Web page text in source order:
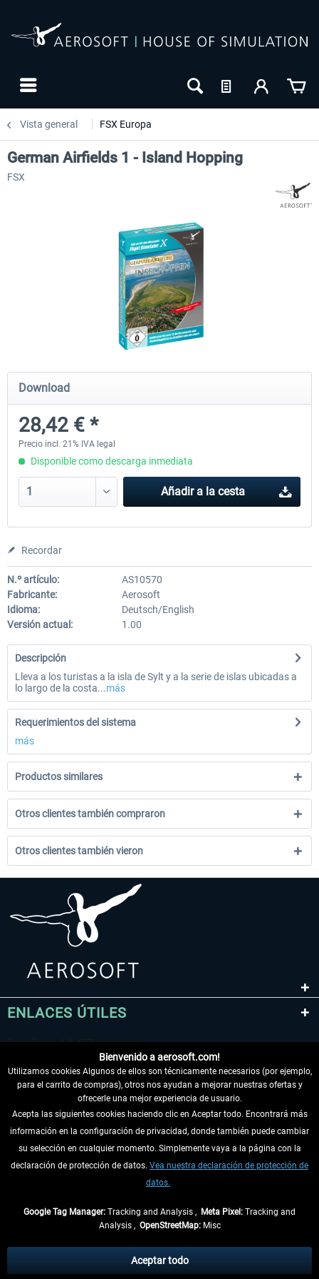
Vista general FSX Europa
Mega Airport Frankfurt V2.0
30,45 € *
Mega Airport Berlin
German Airfields 1 - Island Hopping
FSX
Download
28,42 € *
Precio incl. 21% IVA legal
Disponible como descarga inmediata
Añadir a la cesta
Recordar
N.º artículo:
AS10570
Fabricante:
Aerosoft
Idioma:
Deutsch/English
Versión actual:
1.00
Descripción
Lleva a los turistas a la isla de Sylt y a la serie de islas ubicadas a
lo largo de la costa...más
Requerimientos del sistema
más
Productos similares
Otros clientes también compraron
Otros clientes también vieron
ENLACES ÚTILES
DESISTIR DEL CONTRATO
INFORMACIÓN
tasas de recepción si no se describe lo contrario
** De aplicación a envíos dentro de Alemania. Los plazos de envío para los
Bienvenido a aerosoft.com!
Utilizamos cookies Algunos de ellos son técnicamente necesarios (por ejemplo,
para el carrito de compras), otros nos ayudan a mejorar nuestras ofertas y
ofrecerle una mejor experiencia de usuario.
Acepta las siguientes cookies haciendo clic en Aceptar todo. Encontrará más
información en la configuración de privacidad, donde también puede cambiar
su selección en cualquier momento. Simplemente vaya a la página con la
declaración de protección de datos. Vea nuestra declaración de protección de
datos.
Google Tag Manager: Tracking and Analysis , Meta Pixel: Tracking and
Analysis , OpenStreetMap:Misc
Aceptar todo